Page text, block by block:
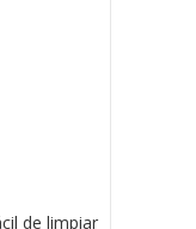
de limpiar